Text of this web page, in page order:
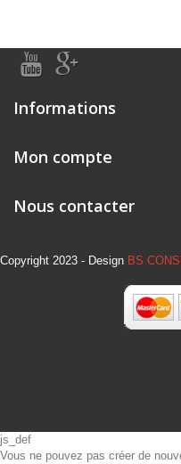
Informations
Mon compte
Nous contacter
Copyright 2023 - Design BS
js_def
Vous ne pouvez pas créer de